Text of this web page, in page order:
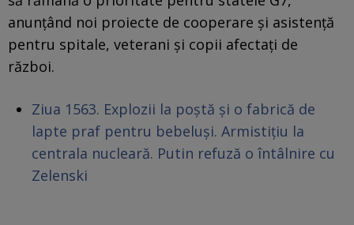
anunțând noi proiecte de cooperare și asistență
pentru spitale, veterani și copii afectați de
război.
Ziua 1563. Explozii la poștă și o fabrică de
lapte praf pentru bebeluși. Armistițiu la
centrala nucleară. Putin refuză o întâlnire cu
Zelenski